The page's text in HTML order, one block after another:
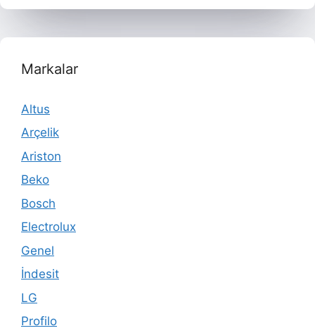
Markalar
Altus
Arçelik
Ariston
Beko
Bosch
Electrolux
Genel
İndesit
LG
Profilo